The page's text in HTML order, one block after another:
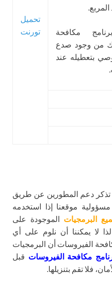
تحميل
تورنت
مكافحة
من وجود صدع
بتعطيله عند
دعم المطورين عن طريق
موقعنا إذا استخدمه
البرمجيات الموجودة على
لا يمكننا أن نلوم على أي
الفيروسات أن البرمجيات
مكافحة الفيروسات قبل
فلا تقم بتنزيلها.